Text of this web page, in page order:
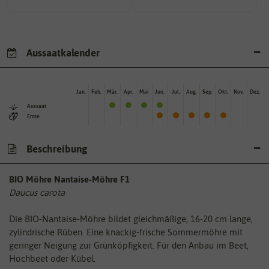
Aussaatkalender
Aussaat
Ernte
Jan. Feb. Mär. Apr. Mai Jun. Jul. Aug. Sep. Okt. Nov. Dez.
Beschreibung
BIO Möhre Nantaise-Möhre F1
Daucus carota
Die BIO-Nantaise-Möhre bildet gleichmäßige, 16-20 cm lange,
zylindrische Rüben. Eine knackig-frische Sommermöhre mit
geringer Neigung zur Grünköpfigkeit. Für den Anbau im Beet,
Hochbeet oder Kübel.